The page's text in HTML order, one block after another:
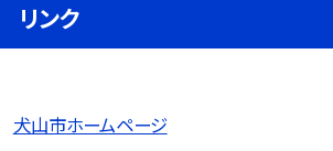
リンク
犬山市ホームページ